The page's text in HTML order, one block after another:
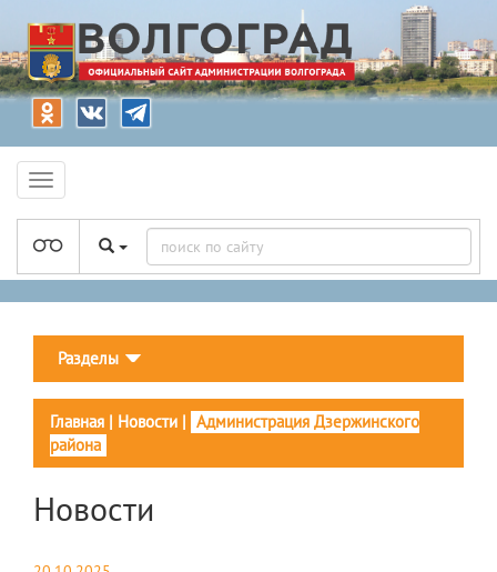
Разделы
Главная | Новости | Администрация Дзержинского
района
Новости